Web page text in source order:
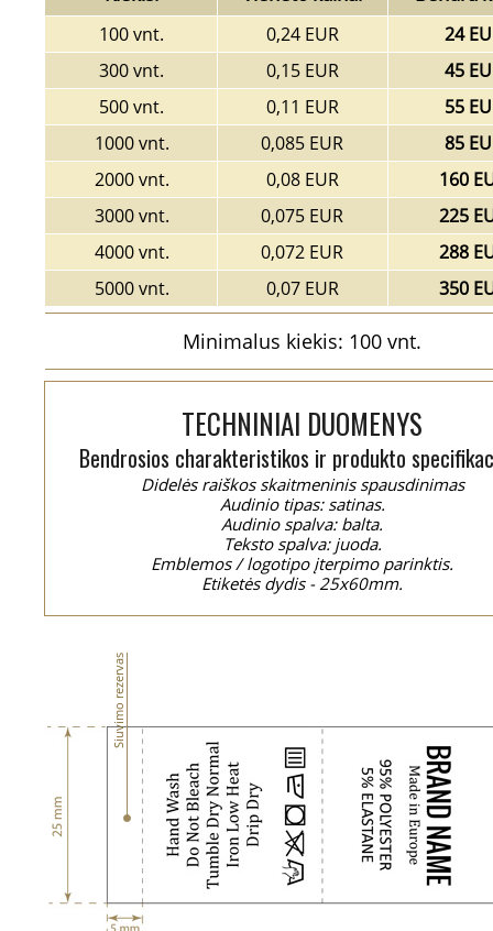
100 vnt. 0,24 EUR
24
300 vnt.
0,15 EUR
45
500 vnt.
0,11 EUR
55
1000 vnt.
0,085 EUR
85
2000 vnt.
0,08 EUR
160
3000 vnt.
0,075 EUR
225
4000 vnt.
0,072 EUR
288
5000 vnt.
0,07 EUR 350
Minimalus kiekis: 100 vnt.
TECHNINIAI DUOMENYS
Bendrosios charakteristikos ir produkto
Didelės raiškos skaitmeninis spausdinimas
Audinio tipas: satinas.
Audinio spalva: balta.
Teksto spalva: juoda.
Emblemos / logotipo įterpimo parinktis.
Etiketės dydis - 25x60mm.
Siuvimo rezervas